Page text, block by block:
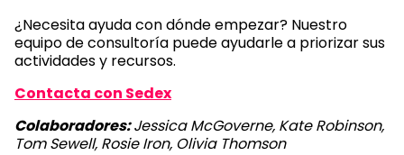
¿Necesita ayuda con dónde empezar? Nuestro
equipo de consultoría puede ayudarle a priorizar sus
actividades y recursos.
Contacta con Sedex
Colaboradores:Jessica McGoverne, Kate Robinson,
Tom Sewell, Rosie Iron, Olivia Thomson